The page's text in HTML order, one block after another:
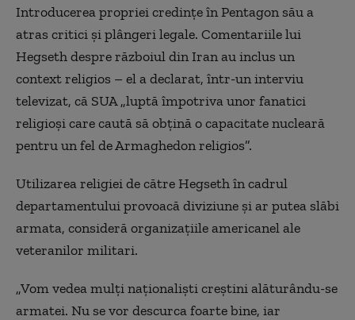
Introducerea propriei credințe în Pentagon său a
atras critici și plângeri legale. Comentariile lui
Hegseth despre războiul din Iran au inclus un
context religios – el a declarat, într-un interviu
televizat, că SUA „luptă împotriva unor fanatici
religioși care caută să obțină o capacitate nucleară
pentru un fel de Armaghedon religios”.
Utilizarea religiei de către Hegseth în cadrul
departamentului provoacă diviziune și ar putea slăbi
armata, consideră organizațiile americanel ale
veteranilor militari.
„Vom vedea mulți naționaliști creștini alăturându-se
armatei. Nu se vor descurca foarte bine, iar